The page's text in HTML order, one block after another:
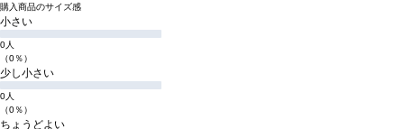
購入商品のサイズ感
小さい
0人
（0％）
少し小さい
0人
（0％）
ちょうどよい